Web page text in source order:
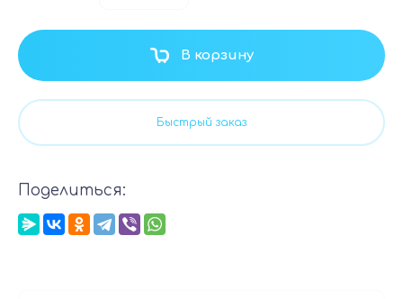
В корзину
Быстрый заказ
Поделиться: